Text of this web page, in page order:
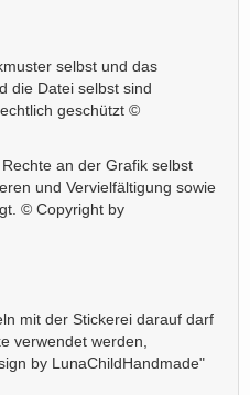
selbst und das
die Datei selbst sind
geschützt ©
an der Grafik selbst
und Vervielfältigung sowie
© Copyright by
mit der Stickerei darauf darf
verwendet werden,
by LunaChildHandmade"